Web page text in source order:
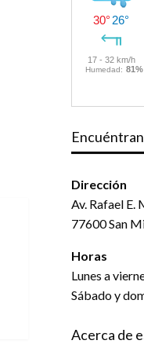
Dirección
Av. Rafael E.
77600 San
Horas
Lunes a
Sábado y
Acerca de